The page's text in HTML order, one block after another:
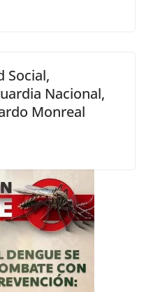
Social,
Nacional,
Monreal